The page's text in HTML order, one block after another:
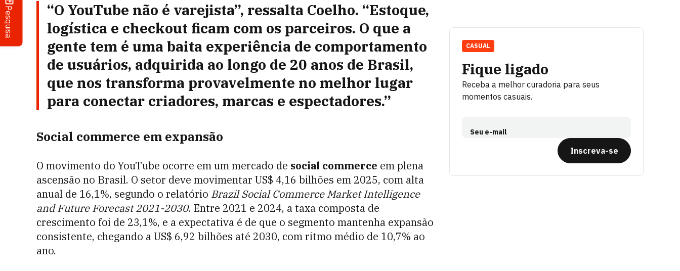
Pesquisa
“O YouTube não é varejista”, ressalta Coelho. “Estoque,
logística e checkout ficam com os parceiros. O que a
gente tem é uma baita experiência de comportamento
de usuários, adquirida ao longo de 20 anos de Brasil,
que nos transforma provavelmente no melhor lugar
para conectar criadores, marcas e espectadores.”
Social commerce em expansão
O movimento do YouTube ocorre em um mercado de social commerce em plena
ascensão no Brasil. O setor deve movimentar US$ 4,16 bilhões em 2025, com alta
anual de 16,1%, segundo o relatório Brazil Social Commerce Market Intelligence
and Future Forecast 2021-2030. Entre 2021 e 2024, a taxa composta de
crescimento foi de 23,1%, e a expectativa é de que o segmento mantenha expansão
consistente, chegando a US$ 6,92 bilhões até 2030, com ritmo médio de 10,7% ao
ano.
Fique ligado
Receba a melhor curadoria para seus
momentos casuais.
Seu e-mail
Inscreva-se
CASUAL